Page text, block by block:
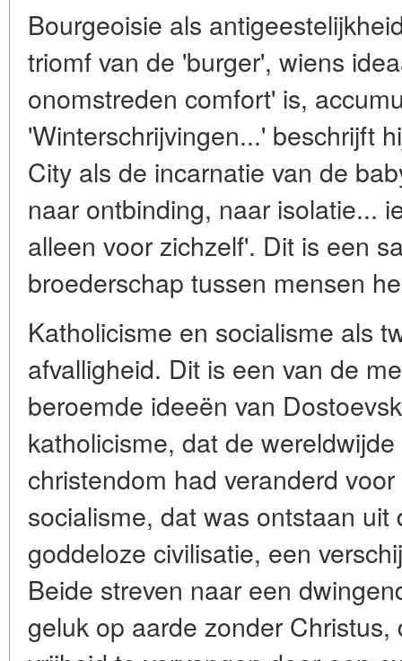
Bourgeoisie als
triomf van de 'burger', wiens
onomstreden comfort' is,
'Winterschrijvingen...' beschrijft
City als de incarnatie van de
naar ontbinding, naar isolatie...
alleen voor zichzelf'. Dit is een
broederschap tussen mensen
Katholicisme en socialisme als
afvalligheid. Dit is een van de
beroemde ideeën van
katholicisme, dat de
christendom had veranderd
socialisme, dat was ontstaan
goddeloze civilisatie, een
Beide streven naar een
geluk op aarde zonder